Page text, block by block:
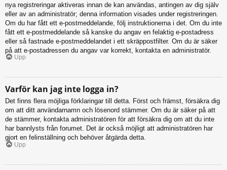
nya registreringar aktiveras innan de kan användas, antingen av dig själv
eller av an administratör; denna information visades under registreringen.
Om du har fått ett e-postmeddelande, följ instruktionerna i det. Om du inte
fått ett e-postmeddelande så kanske du angav en felaktig e-postadress
eller så fastnade e-postmeddelandet i ett skräppostfilter. Om du är säker
på att e-postadressen du angav var korrekt, kontakta en administratör.
Upp
Varför kan jag inte logga in?
Det finns flera möjliga förklaringar till detta. Först och främst, försäkra dig
om att ditt användarnamn och lösenord stämmer. Om du är säker på att
de stämmer, kontakta administratören för att försäkra dig om att du inte
har bannlysts från forumet. Det är också möjligt att administratören har
gjort en felinställning och behöver åtgärda detta.
Upp